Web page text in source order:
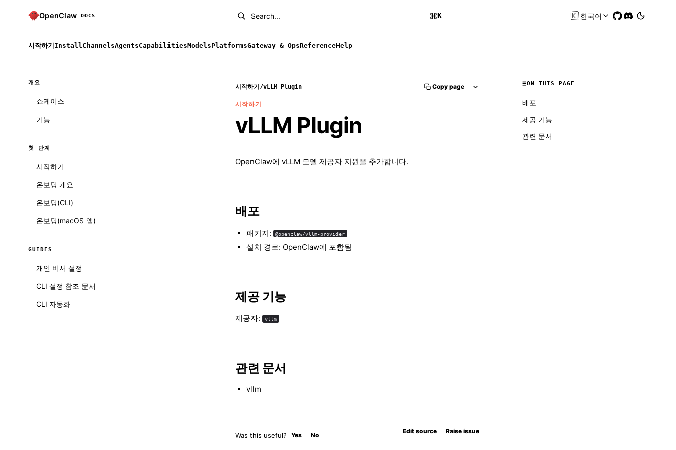
OpenClaw DOCS Search... K 🇰🇷한국어
시작하기Install ChannelsAgentsCapabilitiesModelsPlatformsGateway & OpsReferenceHelp
개요
쇼케이스
기능
첫 단계
시작하기
온보딩 개요
온보딩(CLI)
온보딩(macOS 앱)
GUIDES
개인 비서 설정
CLI 설정 참조 문서
CLI 자동화
시작하기 /vLLM Plugin Copy page
시작하기
vLLM Plugin
OpenClaw에 vLLM 모델 제공자 지원을 추가합니다.
배포
패키지: @openclaw/vllm-provider
설치 경로: OpenClaw에 포함됨
제공 기능
제공자: vllm
관련 문서
vllm
Was this useful? Yes No
Edit source Raise issue
ON THIS PAGE
배포
제공 기능
관련 문서